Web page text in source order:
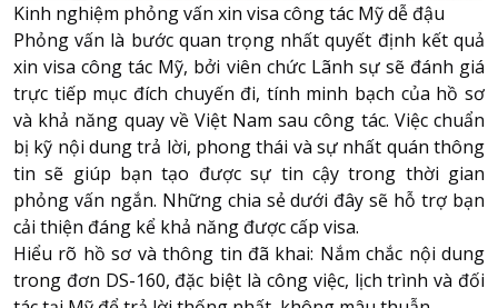
Kinh nghiệm phỏng vấn xin visa công tác Mỹ dễ đậu
Phỏng vấn là bước quan trọng nhất quyết định kết quả
xin visa công tác Mỹ, bởi viên chức Lãnh sự sẽ đánh giá
trực tiếp mục đích chuyến đi, tính minh bạch của hồ sơ
và khả năng quay về Việt Nam sau công tác. Việc chuẩn
bị kỹ nội dung trả lời, phong thái và sự nhất quán thông
tin sẽ giúp bạn tạo được sự tin cậy trong thời gian
phỏng vấn ngắn. Những chia sẻ dưới đây sẽ hỗ trợ bạn
cải thiện đáng kể khả năng được cấp visa.
Hiểu rõ hồ sơ và thông tin đã khai: Nắm chắc nội dung
trong đơn DS-160, đặc biệt là công việc, lịch trình và đối